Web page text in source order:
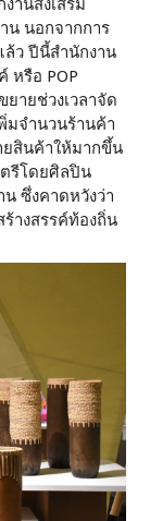
านส่งเสริม
น นอกจากการ
ว ปีนี้สำนักงาน
หรือ POP
ยายช่วงเวลาจัด
มจำนวนร้านค้า
ยสินค้าให้มากขึ้น
รีโดยศิลปิน
น ซึ่งคาดหวังว่า
างสรรค์ท้องถิ่น